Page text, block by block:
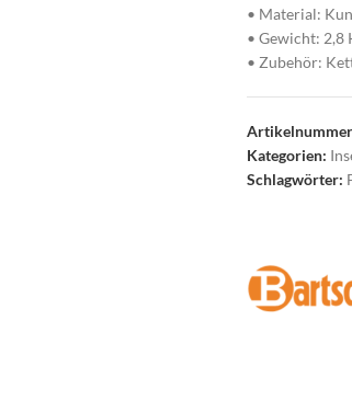
• Material:
• Gewicht: 2,8
• Zubehör:
Kategorien:
Schlagwörter: